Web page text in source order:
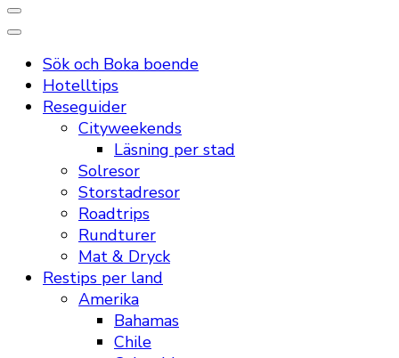
Sök och Boka boende
Hotelltips
Reseguider
Cityweekends
Läsning per stad
Solresor
Storstadresor
Roadtrips
Rundturer
Mat & Dryck
Restips per land
Amerika
Bahamas
Chile